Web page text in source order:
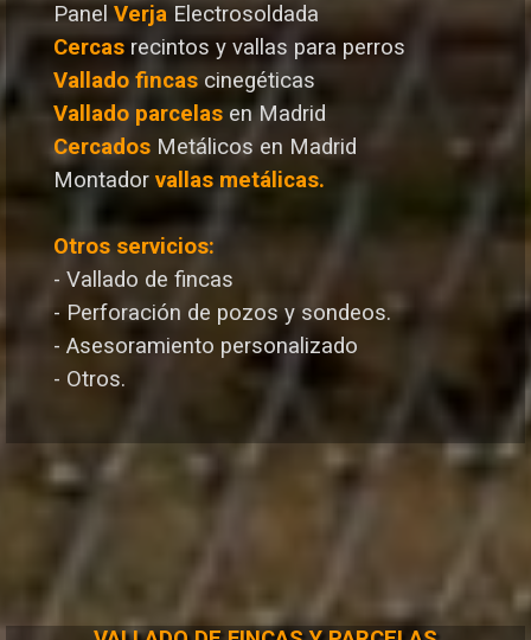
Panel Verja Electrosoldada
Cercas recintos y vallas para perros
Vallado fincas cinegéticas
Vallado parcelas en Madrid
Cercados Metálicos en Madrid
Montador vallas metálicas.
Otros servicios:
- Vallado de fincas
- Perforación de pozos y sondeos.
- Asesoramiento personalizado
- Otros.